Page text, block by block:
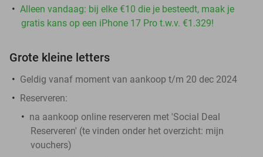
Alleen vandaag: bij elke €10 die je besteedt, maak je
gratis kans op een iPhone 17 Pro t.w.v. €1.329!
Grote kleine letters
Geldig vanaf moment van aankoop t/m 20 dec 2024
Reserveren:
na aankoop online reserveren met 'Social Deal
Reserveren' (te vinden onder het overzicht: mijn
vouchers)